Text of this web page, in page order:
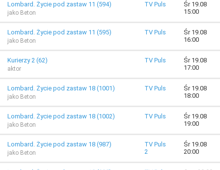
Lombard. Życie pod zastaw 11 (594)
jako Beton
TV Puls
Śr 19.08
15:00
Lombard. Życie pod zastaw 11 (595)
jako Beton
TV Puls
Śr 19.08
16:00
Kurierzy 2 (62)
aktor
TV Puls
Śr 19.08
17:00
Lombard. Życie pod zastaw 18 (1001)
jako Beton
TV Puls
Śr 19.08
18:00
Lombard. Życie pod zastaw 18 (1002)
jako Beton
TV Puls
Śr 19.08
19:00
Lombard. Życie pod zastaw 18 (987)
jako Beton
TV Puls
2
Śr 19.08
20:00